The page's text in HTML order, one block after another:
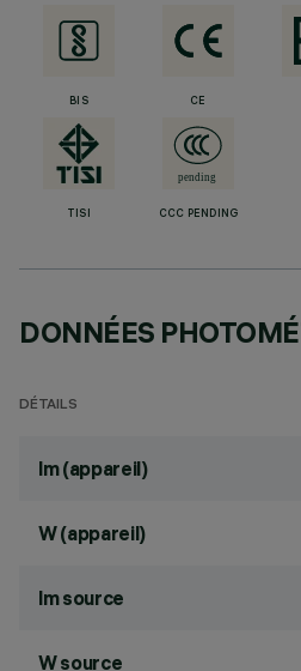
BIS CE
TISI CCC PENDING
DONNÉES
DÉTAILS
lm (appareil)
W (appareil)
lm source
W source